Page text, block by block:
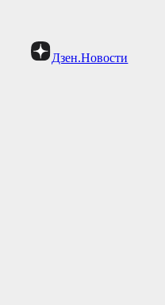
Дзен.Новости